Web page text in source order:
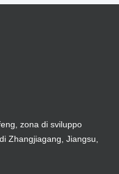
zona di sviluppo
Zhangjiagang, Jiangsu,